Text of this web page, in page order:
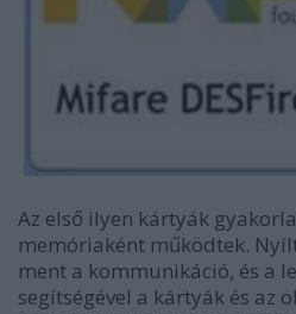
Az első ilyen kártyák
memóriaként működtek.
ment a kommunikáció, és a
segítségével a kártyák és az